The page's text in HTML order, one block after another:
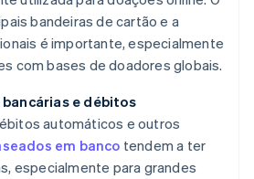
bandeiras de cartão e a
é importante, especialmente
com bases de doadores globais.
e débitos
automáticos e outros
em banco tendem a ter
especialmente para grandes